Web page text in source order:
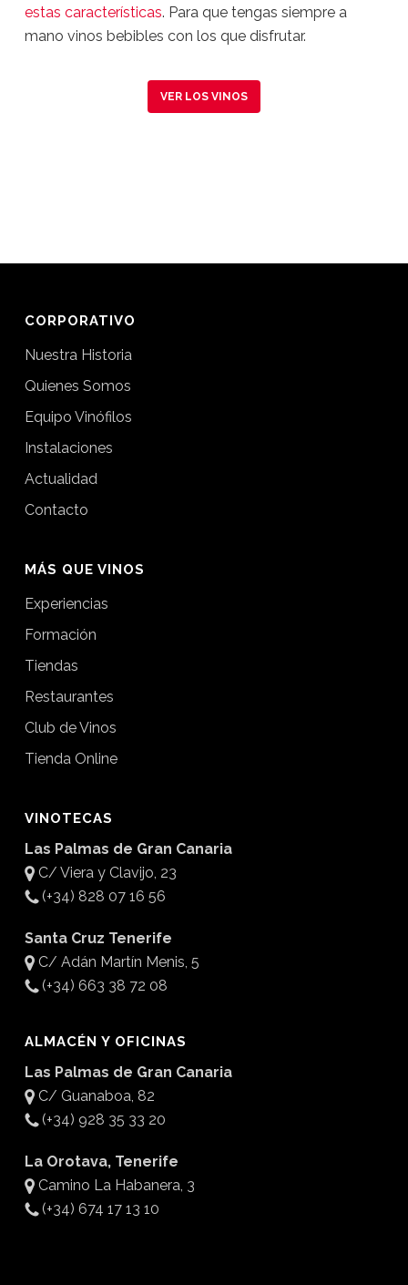
estas características. Para que tengas siempre a
mano vinos bebibles con los que disfrutar.
VER LOS VINOS
CORPORATIVO
Nuestra Historia
Quienes Somos
Equipo Vinófilos
Instalaciones
Actualidad
Contacto
MÁS QUE VINOS
Experiencias
Formación
Tiendas
Restaurantes
Club de Vinos
Tienda Online
VINOTECAS
Las Palmas de Gran Canaria
C/ Viera y Clavijo, 23
(+34) 828 07 16 56
Santa Cruz Tenerife
C/ Adán Martín Menis, 5
(+34) 663 38 72 08
ALMACÉN Y OFICINAS
Las Palmas de Gran Canaria
C/ Guanaboa, 82
(+34) 928 35 33 20
La Orotava, Tenerife
Camino La Habanera, 3
(+34) 674 17 13 10